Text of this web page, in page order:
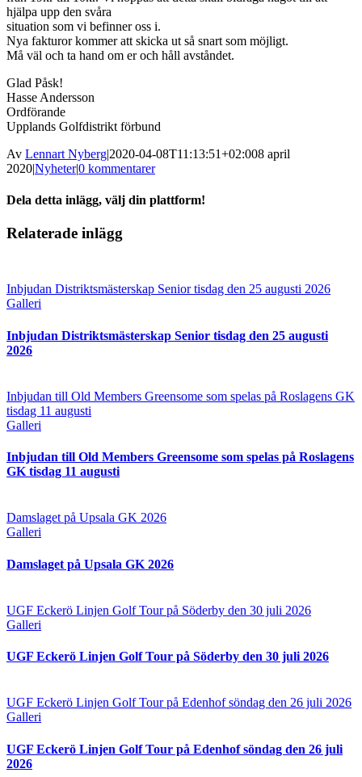
hjälpa upp den svåra
situation som vi befinner oss i.
Nya fakturor kommer att skicka ut så snart som möjligt.
Må väl och ta hand om er och håll avståndet.
Glad Påsk!
Hasse Andersson
Ordförande
Upplands Golfdistrikt förbund
Av Lennart Nyberg|2020-04-08T11:13:51+02:008 april
2020|Nyheter|0 kommentarer
Dela detta inlägg, välj din plattform!
Facebook
Twitter
Reddit
LinkedIn
Tumblr
Pinterest
Vk
E-
Relaterade inlägg
Inbjudan Distriktsmästerskap Senior tisdag den 25 augusti 2026
Galleri
Inbjudan Distriktsmästerskap Senior tisdag den 25 augusti
2026
Inbjudan till Old Members Greensome som spelas på Roslagens GK
tisdag 11 augusti
Galleri
Inbjudan till Old Members Greensome som spelas på Roslagens
GK tisdag 11 augusti
Damslaget på Upsala GK 2026
Galleri
Damslaget på Upsala GK 2026
UGF Eckerö Linjen Golf Tour på Söderby den 30 juli 2026
Galleri
UGF Eckerö Linjen Golf Tour på Söderby den 30 juli 2026
UGF Eckerö Linjen Golf Tour på Edenhof söndag den 26 juli 2026
Galleri
UGF Eckerö Linjen Golf Tour på Edenhof söndag den 26 juli
2026
Golf
klubb